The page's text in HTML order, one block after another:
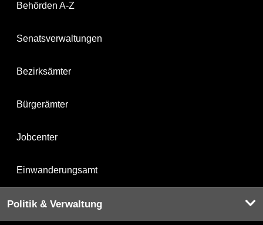
Behörden A-Z
Senatsverwaltungen
Bezirksämter
Bürgerämter
Jobcenter
Einwanderungsamt
Politik & Verwaltung